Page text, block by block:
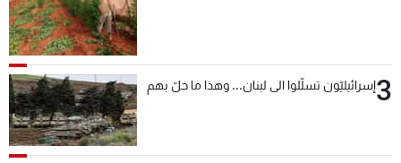
3إسرائيليّون تسلّلوا الى لبنان... وهذا ما حلّ بهم